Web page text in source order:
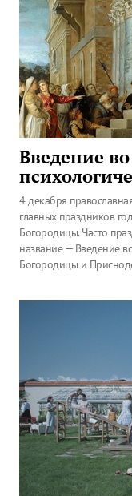
Введение
4 декабря
главных праздников
Богородицы. Часто
название — Введение
Богородицы и